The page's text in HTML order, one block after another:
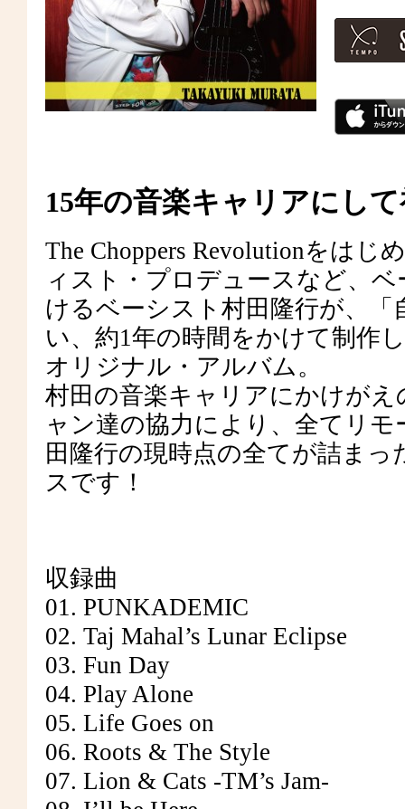
15年の音楽キャリアにし
The Choppers Revolutionをは
ィスト・プロデュースなど、
けるベーシスト村田隆行が、
い、約1年の時間をかけて制作
オリジナル・アルバム。
村田の音楽キャリアにかけが
ャン達の協力により、全てリ
田隆行の現時点の全てが詰ま
スです！
収録曲
01. PUNKADEMIC
02. Taj Mahal’s Lunar Eclipse
03. Fun Day
04. Play Alone
05. Life Goes on
06. Roots & The Style
07. Lion & Cats -TM’s Jam-